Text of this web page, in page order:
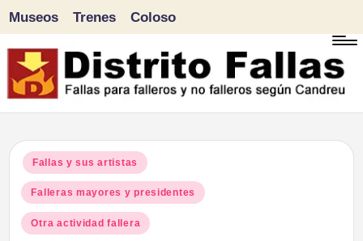
Saltar
al
Museos Trenes Coloso
Publicado
en
Fallas y sus artistas
Falleras mayores y presidentes
Otra actividad fallera